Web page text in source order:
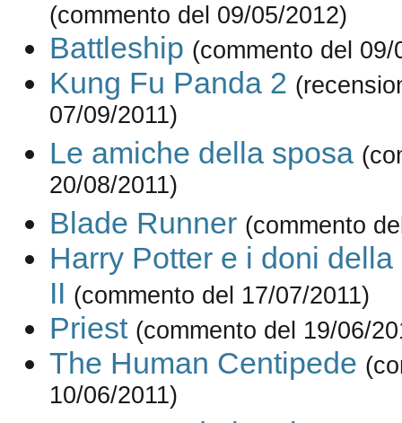
(commento del 09/05/2012)
Battleship (commento del 09/
Kung Fu Panda 2
07/09/2011)
Le amiche della sposa
20/08/2011)
Blade Runner (commento
Harry Potter e i doni
II (commento del 17/07/2011)
Priest (commento del 19/06/
The Human Centipede
10/06/2011)